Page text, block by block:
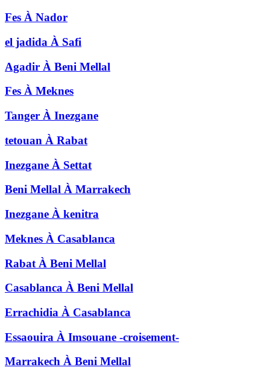
Fes À Nador
el jadida À Safi
Agadir À Beni Mellal
Fes À Meknes
Tanger À Inezgane
tetouan À Rabat
Inezgane À Settat
Beni Mellal À Marrakech
Inezgane À kenitra
Meknes À Casablanca
Rabat À Beni Mellal
Casablanca À Beni Mellal
Errachidia À Casablanca
Essaouira À Imsouane -croisement-
Marrakech À Beni Mellal